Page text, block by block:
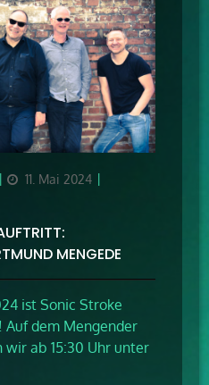
Updated
11. Mai 2024
MENGEDE
ist Sonic Stroke
Auf dem Mengender
wir ab 15:30 Uhr unter